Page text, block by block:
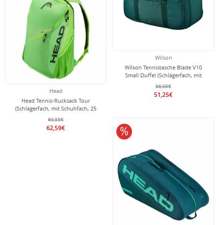
Head
Head Tennis-Rucksack Tour
(Schlägerfach, mit Schuhfach, 25
69,55€
62,59€
Wilson
Wilson Tennistasche Blade V10
Small Duffel (Schlägerfach, mit
56,95€
51,25€
10% reduziert